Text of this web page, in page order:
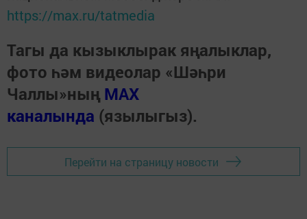
https://max.ru/tatmedia
Тагы да кызыклырак яңалыклар,
фото һәм видеолар «Шәһри
Чаллы»ның MAX
каналында (язылыгыз).
Перейти на страницу новости